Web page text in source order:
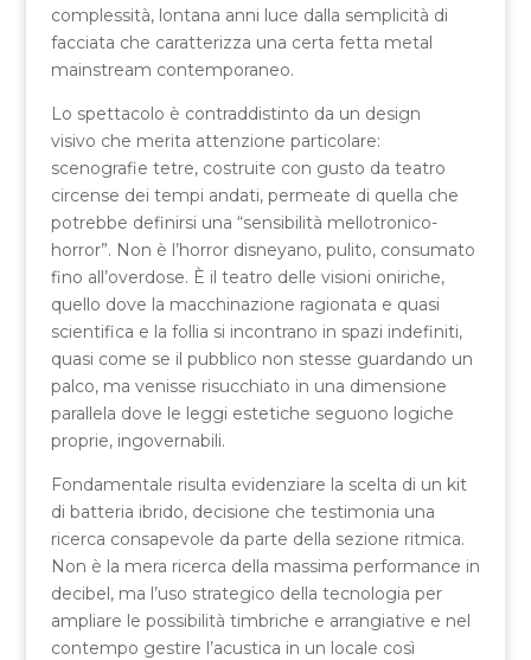
complessità, lontana anni luce dalla semplicità di
facciata che caratterizza una certa fetta metal
mainstream contemporaneo.
Lo spettacolo è contraddistinto da un design
visivo che merita attenzione particolare:
scenografie tetre, costruite con gusto da teatro
circense dei tempi andati, permeate di quella che
potrebbe definirsi una “sensibilità mellotronico-
horror”. Non è l’horror disneyano, pulito, consumato
fino all’overdose. È il teatro delle visioni oniriche,
quello dove la macchinazione ragionata e quasi
scientifica e la follia si incontrano in spazi indefiniti,
quasi come se il pubblico non stesse guardando un
palco, ma venisse risucchiato in una dimensione
parallela dove le leggi estetiche seguono logiche
proprie, ingovernabili.
Fondamentale risulta evidenziare la scelta di un kit
di batteria ibrido, decisione che testimonia una
ricerca consapevole da parte della sezione ritmica.
Non è la mera ricerca della massima performance in
decibel, ma l’uso strategico della tecnologia per
ampliare le possibilità timbriche e arrangiative e nel
contempo gestire l’acustica in un locale così